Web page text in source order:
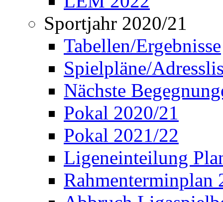
Sportjahr 2020/21
Tabellen/Ergebnisse
Spielpläne/
Nächste
Pokal 2020/21
Pokal 2021/22
Ligeneinteilung
Rahmenterminplan